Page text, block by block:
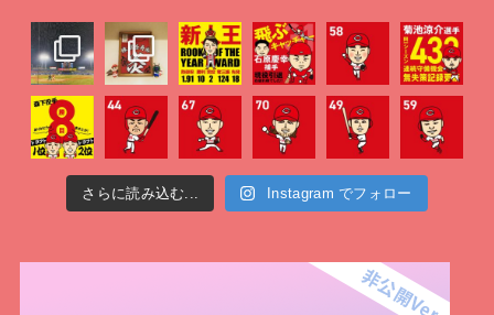
さらに読み込む... Instagram でフォロー